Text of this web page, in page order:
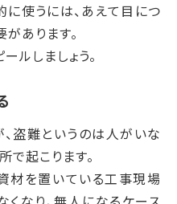
使うには、あえて目につ
あります。
ルしましょう。
盗難というのは人がいな
で起こります。
材を置いている工事現場